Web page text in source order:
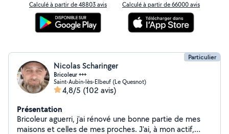
Calculé à partir de 48803 avis Calculé à partir de 66000 avis
Particulier
Nicolas Scharinger
Bricoleur +++
Saint-Aubin-lès-Elbeuf (Le Quesnot)
4,8/5 (102 avis)
Présentation
Bricoleur aguerri, j'ai rénové une bonne partie de mes
maisons et celles de mes proches. J'ai, à mon actif,